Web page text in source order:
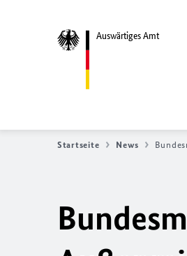
Auswärtiges Amt
Startseite News